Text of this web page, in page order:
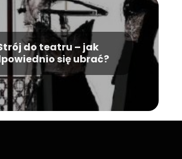
do teatru – jak
się ubrać?